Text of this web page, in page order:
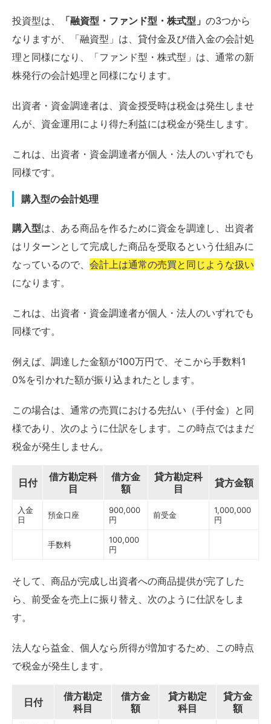
投資型は、 「融資型・ファンド型・株式型」 の3つから
なりますが、「融資型」は、貸付金及び借入金の会計処
理と同様になり、「ファンド型・株式型」は、通常の新
株発行の会計処理と同様になります。
出資者・資金調達者は、資金授受時は税金は発生しませ
んが、資金運用により得た利益には税金が発生します。
これは、出資者・資金調達者が個人・法人のいずれでも
同様です。
購入型の会計処理
購入型は、ある商品を作るために資金を調達し、出資者
はリターンとして完成した商品を受取るという仕組みに
なっているので、 会計上は通常の売買と同じような扱い
になります。
これは、出資者・資金調達者が個人・法人のいずれでも
同様です。
例えば、調達した金額が100万円で、そこから手数料1
0%を引かれた額が振り込まれたとします。
この場合は、通常の売買における先払い（手付金）と同
様であり、次のように仕訳をします。この時点ではまだ
税金が発生しません。
日付
借方勘定科
目
借方金
額
貸方勘定科
目
貸方金額
入金
日
預金口座
900,000
円
前受金
1,000,000
円
手数料
100,000
円
そして、商品が完成し出資者への商品提供が完了した
ら、前受金を売上に振り替え、次のように仕訳をしま
す。
法人なら益金、個人なら所得が増加するため、この時点
で税金が発生します。
日付
借方勘定
科目
借方金
額
貸方勘定
科目
貸方金
額